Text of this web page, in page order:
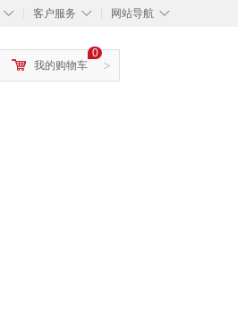
◇ ◇
客户服务 ◇
网站导航
>
0
我的购物车